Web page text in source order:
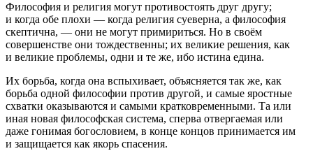
Философия и религия могут противостоять друг другу;
и когда обе плохи — когда религия суеверна, а философия
скептична, — они не могут примириться. Но в своём
совершенстве они тождественны; их великие решения, как
и великие проблемы, одни и те же, ибо истина едина.
Их борьба, когда она вспыхивает, объясняется так же, как
борьба одной философии против другой, и самые яростные
схватки оказываются и самыми кратковременными. Та или
иная новая философская система, сперва отвергаемая или
даже гонимая богословием, в конце концов принимается им
и защищается как якорь спасения.